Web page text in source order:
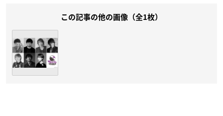
この記事の他の画像（全1枚）